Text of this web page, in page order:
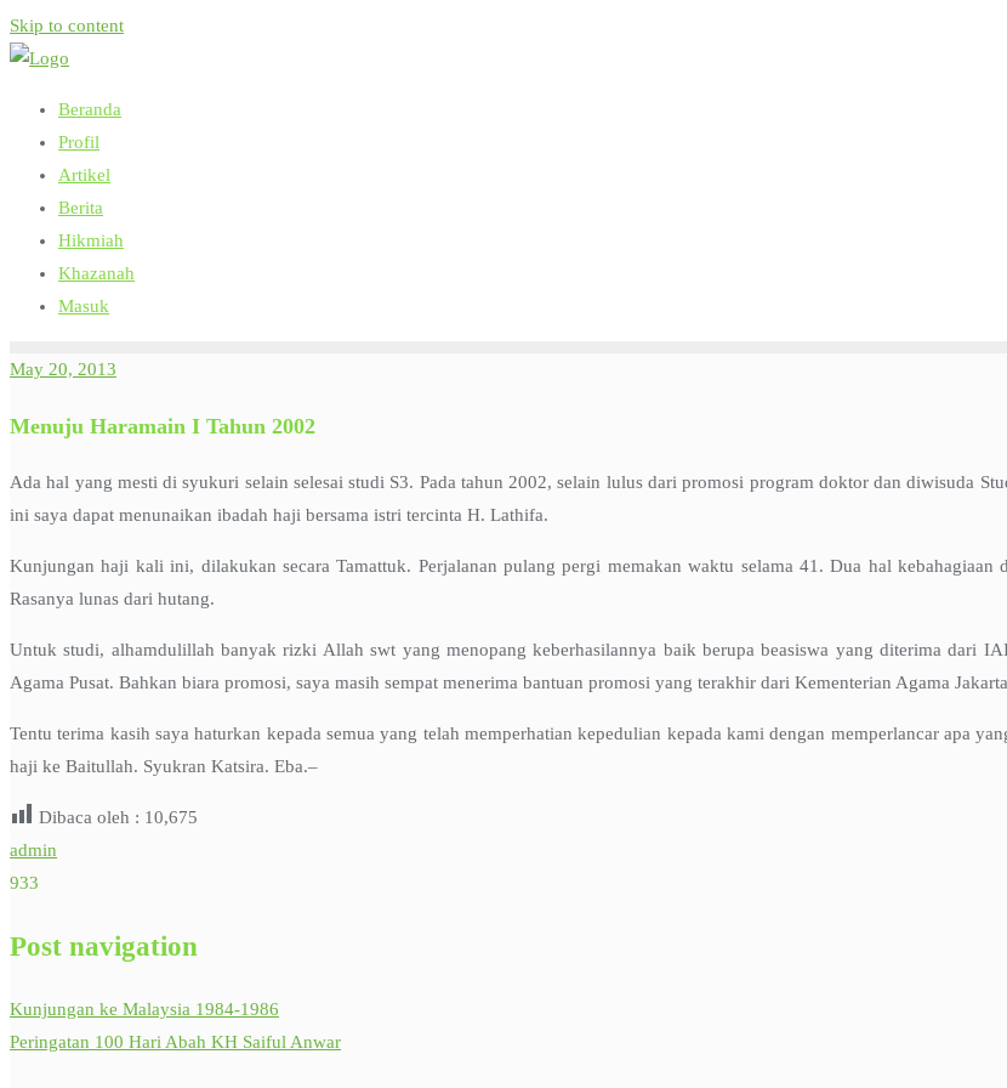
Skip to content
Beranda
Profil
Artikel
Berita
Hikmiah
Khazanah
Masuk
May 20, 2013
Menuju Haramain I Tahun 2002
Ada hal yang mesti di syukuri selain selesai studi S3. Pada tahun 2002, selain lulus dari promosi program doktor dan diwisuda
ini saya dapat menunaikan ibadah haji bersama istri tercinta H. Lathifa.
Kunjungan haji kali ini, dilakukan secara Tamattuk. Perjalanan pulang pergi memakan waktu selama 41. Dua hal
Rasanya lunas dari hutang.
Untuk studi, alhamdulillah banyak rizki Allah swt yang menopang keberhasilannya baik berupa beasiswa yang diterima dari
Agama Pusat. Bahkan biara promosi, saya masih sempat menerima bantuan promosi yang terakhir dari Kementerian Agama
Tentu terima kasih saya haturkan kepada semua yang telah memperhatian kepedulian kepada kami dengan memperlancar apa
haji ke Baitullah. Syukran Katsira. Eba.–
Dibaca oleh : 10,675
admin
933
Post navigation
Kunjungan ke Malaysia 1984-1986
Peringatan 100 Hari Abah KH Saiful Anwar